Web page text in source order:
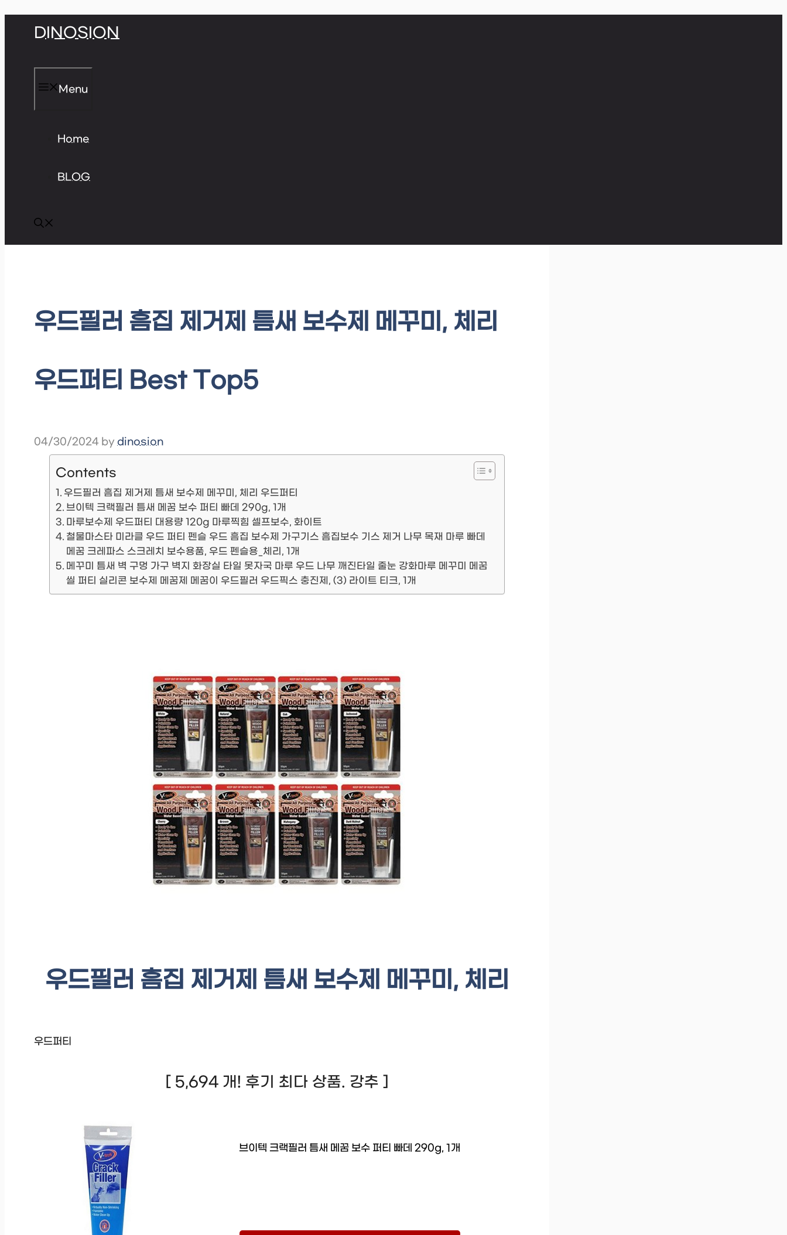
DINOSION
Menu
Home
BLOG
우드필러 흠집 제거제 틈새 보수제 메꾸미, 체리
우드퍼티 Best Top5
04/30/2024 by dinosion
Contents
우드필러 흠집 제거제 틈새 보수제 메꾸미, 체리 우드퍼티
브이텍 크랙필러 틈새 메꿈 보수 퍼티 빠데 290g, 1개
마루보수제 우드퍼티 대용량 120g 마루찍힘 셀프보수, 화이트
철물마스타 미라클 우드 퍼티 펜슬 우드 흠집 보수제 가구기스 흠집보수 기스 제거 나무 목재 마루 빠데
메꿈 크레파스 스크레치 보수용품, 우드 펜슬용_체리, 1개
메꾸미 틈새 벽 구멍 가구 벽지 화장실 타일 못자국 마루 우드 나무 깨진타일 줄눈 강화마루 메꾸미 메꿈
씰 퍼티 실리콘 보수제 메꿈제 메꿈이 우드필러 우드픽스 충진제, (3) 라이트 티크, 1개
우드필러 흠집 제거제 틈새 보수제 메꾸미, 체리
우드퍼티
[ 5,694 개! 후기 최다 상품. 강추 ]
브이텍 크랙필러 틈새 메꿈 보수 퍼티 빠데 290g, 1개